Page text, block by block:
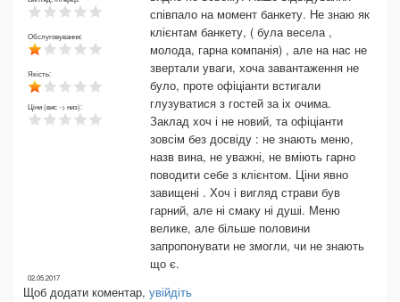
Обслуговування:
Якість:
Ціни (вис -> низ):
співпало на момент банкету. Не знаю як
клієнтам банкету, ( була весела ,
молода, гарна компанія) , але на нас не
звертали уваги, хоча завантаження не
було, проте офіціанти встигали
глузуватися з гостей за іх очима.
Заклад хоч і не новий, та офіціанти
зовсім без досвіду : не знають меню,
назв вина, не уважні, не вміють гарно
поводити себе з клієнтом. Ціни явно
завищені . Хоч і вигляд страви був
гарний, але ні смаку ні душі. Меню
велике, але більше половини
запропонувати не змогли, чи не знають
що є.
02.05.2017
Щоб додати коментар, увійдіть